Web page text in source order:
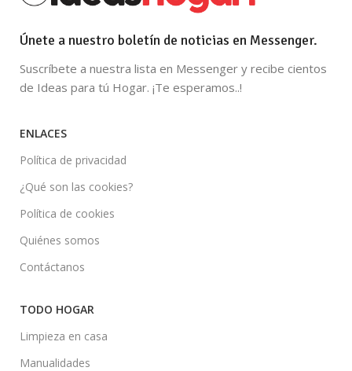
Únete a nuestro boletín de noticias en Messenger.
Suscríbete a nuestra lista en Messenger y recibe cientos
de Ideas para tú Hogar. ¡Te esperamos..!
ENLACES
Política de privacidad
¿Qué son las cookies?
Política de cookies
Quiénes somos
Contáctanos
TODO HOGAR
Limpieza en casa
Manualidades